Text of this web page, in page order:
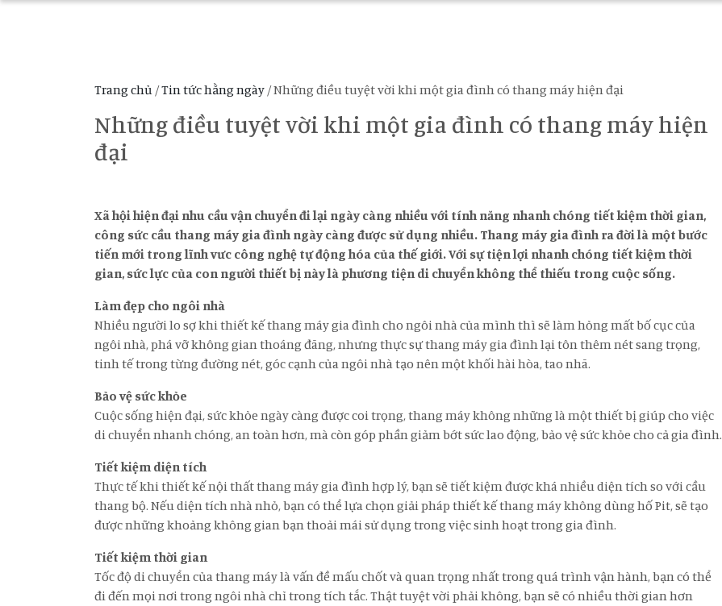
Trang chủ /Tin tức hằng ngày / Những điều tuyệt vời khi một gia đình có thang máy hiện đại
Những điều tuyệt vời khi một gia đình có thang máy hiện
đại
Xã hội hiện đại nhu cầu vận chuyển đi lại ngày càng nhiều với tính năng nhanh chóng tiết kiệm thời gian,
công sức cầu thang máy gia đình ngày càng được sử dụng nhiều. Thang máy gia đình ra đời là một bước
tiến mới trong lĩnh vưc công nghệ tự động hóa của thế giới. Với sự tiện lợi nhanh chóng tiết kiệm thời
gian, sức lực của con người thiết bị này là phương tiện di chuyển không thể thiếu trong cuộc sống.
Làm đẹp cho ngôi nhà
Nhiều người lo sợ khi thiết kế thang máy gia đình cho ngôi nhà của mình thì sẽ làm hỏng mất bố cục của
ngôi nhà, phá vỡ không gian thoáng đãng, nhưng thực sự thang máy gia đình lại tôn thêm nét sang trọng,
tinh tế trong từng đường nét, góc cạnh của ngôi nhà tạo nên một khối hài hòa, tao nhã.
Bảo vệ sức khỏe
Cuộc sống hiện đại, sức khỏe ngày càng được coi trọng, thang máy không những là một thiết bị giúp cho việc
di chuyển nhanh chóng, an toàn hơn, mà còn góp phần giảm bớt sức lao động, bảo vệ sức khỏe cho cả gia đình.
Tiết kiệm diện tích
Thực tế khi thiết kế nội thất thang máy gia đình hợp lý, bạn sẽ tiết kiệm được khá nhiều diện tích so với cầu
thang bộ. Nếu diện tích nhà nhỏ, bạn có thể lựa chọn giải pháp thiết kế thang máy không dùng hố Pit, sẽ tạo
được những khoảng không gian bạn thoải mái sử dụng trong việc sinh hoạt trong gia đình.
Tiết kiệm thời gian
Tốc độ di chuyển của thang máy là vấn đề mấu chốt và quan trọng nhất trong quá trình vận hành, bạn có thể
đi đến mọi nơi trong ngôi nhà chỉ trong tích tắc. Thật tuyệt vời phải không, bạn sẽ có nhiều thời gian hơn